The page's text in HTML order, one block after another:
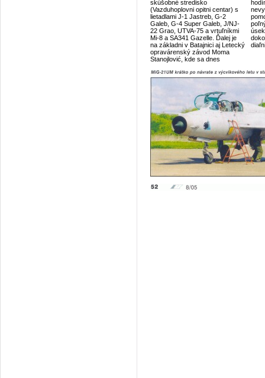
skúšobné stredisko
(Vazduhoplovni opitni centar) s
lietadlami J-1 Jastreb, G-2
Galeb, G-4 Super Galeb, J/NJ-
22 Grao, UTVA-75 a vrtuľníkmi
Mi-8 a SA341 Gazelle. Ďalej je
na základni v Batajnici aj Letecký
opravárenský závod Moma
Stanojlović, kde sa dnes